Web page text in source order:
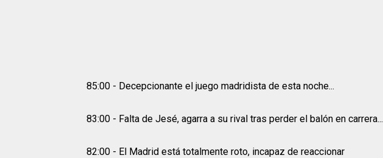
85:00 - Decepcionante el juego madridista de esta noche...
83:00 - Falta de Jesé, agarra a su rival tras perder el balón en carrera...
82:00 - El Madrid está totalmente roto, incapaz de reaccionar